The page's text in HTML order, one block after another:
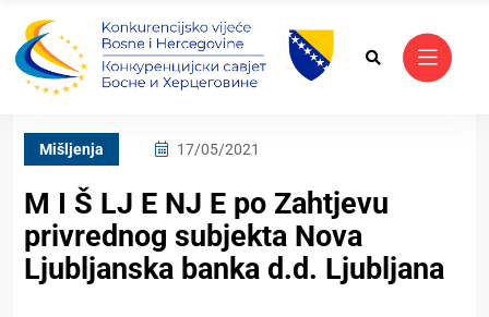
Mišljenja 17/05/2021
M I Š LJ E NJ E po Zahtjevu
privrednog subjekta Nova
Ljubljanska banka d.d. Ljubljana